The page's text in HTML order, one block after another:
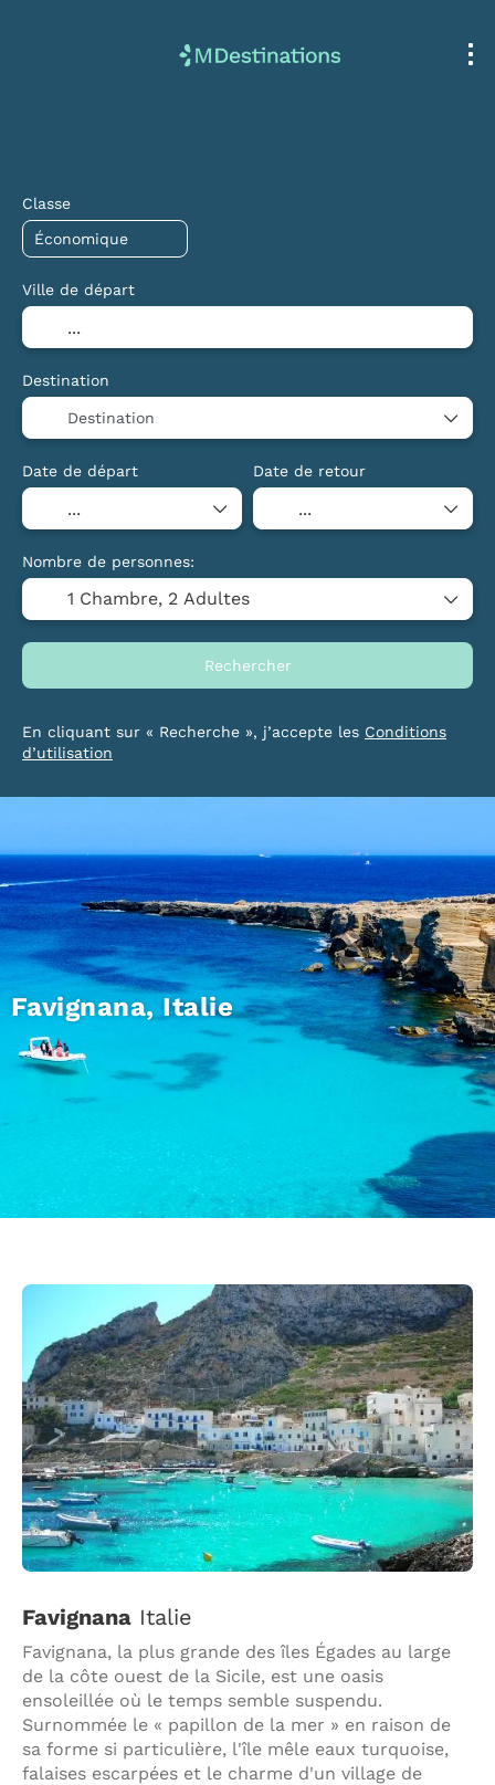
Favignana, Italie
Classe
Ville de départ
Destination
Destination
Date de départ Date de retour
Nombre de personnes:
1 Chambre, 2 Adultes
Rechercher
En cliquant sur « Recherche », j’accepte les Conditions
d’utilisation
Favignana Italie
Favignana, la plus grande des îles Égades au large
de la côte ouest de la Sicile, est une oasis
ensoleillée où le temps semble suspendu.
Surnommée le « papillon de la mer » en raison de
sa forme si particulière, l'île mêle eaux turquoise,
falaises escarpées et le charme d'un village de